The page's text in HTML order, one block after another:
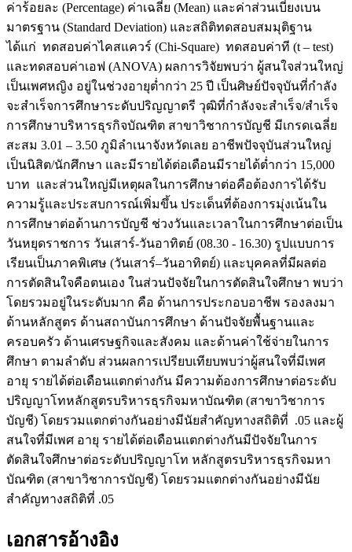
ค่าร้อยละ (Percentage) ค่าเฉลี่ย (Mean) และค่าส่วนเบี่ยงเบน
มาตรฐาน (Standard Deviation) และสถิติทดสอบสมมุติฐาน
ได้แก่ ทดสอบค่าไคสแควร์ (Chi-Square) ทดสอบค่าที (t – test)
และทดสอบค่าเอฟ (ANOVA) ผลการวิจัยพบว่า ผู้สนใจส่วนใหญ่
เป็นเพศหญิง อยู่ในช่วงอายุต่ำกว่า 25 ปี เป็นศิษย์ปัจจุบันที่กำลัง
จะสำเร็จการศึกษาระดับปริญญาตรี วุฒิที่กำลังจะสำเร็จ/สำเร็จ
การศึกษาบริหารธุรกิจบัณฑิต สาขาวิชาการบัญชี มีเกรดเฉลี่ย
สะสม 3.01 – 3.50 ภูมิลำเนาจังหวัดเลย อาชีพปัจจุบันส่วนใหญ่
เป็นนิสิต/นักศึกษา และมีรายได้ต่อเดือนมีรายได้ต่ำกว่า 15,000
บาท และส่วนใหญ่มีเหตุผลในการศึกษาต่อคือต้องการได้รับ
ความรู้และประสบการณ์เพิ่มขึ้น ประเด็นที่ต้องการมุ่งเน้นใน
การศึกษาต่อด้านการบัญชี ช่วงวันและเวลาในการศึกษาต่อเป็น
วันหยุดราชการ วันเสาร์-วันอาทิตย์ (08.30 - 16.30) รูปแบบการ
เรียนเป็นภาคพิเศษ (วันเสาร์–วันอาทิตย์) และบุคคลที่มีผลต่อ
การตัดสินใจคือตนเอง ในส่วนปัจจัยในการตัดสินใจศึกษา พบว่า
โดยรวมอยู่ในระดับมาก คือ ด้านการประกอบอาชีพ รองลงมา
ด้านหลักสูตร ด้านสถาบันการศึกษา ด้านปัจจัยพื้นฐานและ
ครอบครัว ด้านเศรษฐกิจและสังคม และด้านค่าใช้จ่ายในการ
ศึกษา ตามลำดับ ส่วนผลการเปรียบเทียบพบว่าผู้สนใจที่มีเพศ
อายุ รายได้ต่อเดือนแตกต่างกัน มีความต้องการศึกษาต่อระดับ
ปริญญาโทหลักสูตรบริหารธุรกิจมหาบัณฑิต (สาขาวิชาการ
บัญชี) โดยรวมแตกต่างกันอย่างมีนัยสำคัญทางสถิติที่ .05 และผู้
สนใจที่มีเพศ อายุ รายได้ต่อเดือนแตกต่างกันมีปัจจัยในการ
ตัดสินใจศึกษาต่อระดับปริญญาโท หลักสูตรบริหารธุรกิจมหา
บัณฑิต (สาขาวิชาการบัญชี) โดยรวมแตกต่างกันอย่างมีนัย
สำคัญทางสถิติที่ .05
เอกสารอ้างอิง